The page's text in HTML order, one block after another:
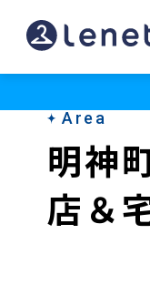
明
神
Area
明神
店＆